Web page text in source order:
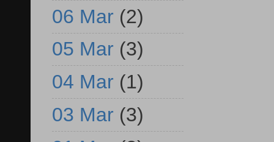
06 Mar (2)
05 Mar (3)
04 Mar (1)
03 Mar (3)